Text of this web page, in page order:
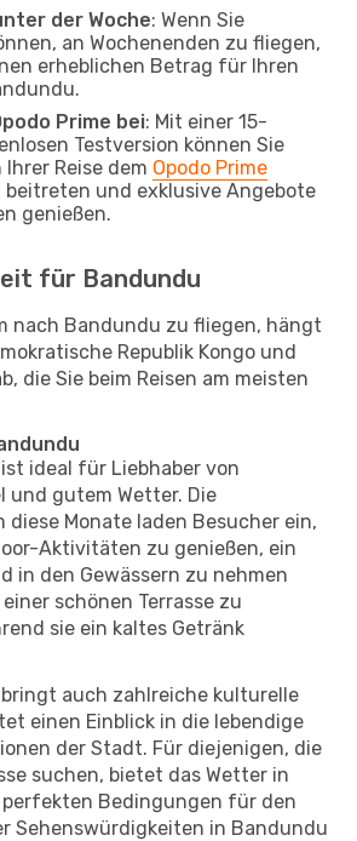
der Woche: Wenn Sie
an Wochenenden zu fliegen,
erheblichen Betrag für Ihren
Prime bei: Mit einer 15-
Testversion können Sie
Reise dem Opodo Prime
beitreten und exklusive Angebote
genießen.
für Bandundu
nach Bandundu zu fliegen, hängt
Republik Kongo und
die Sie beim Reisen am meisten
ideal für Liebhaber von
und gutem Wetter. Die
diese Monate laden Besucher ein,
Aktivitäten zu genießen, ein
in den Gewässern zu nehmen
schönen Terrasse zu
sie ein kaltes Getränk
auch zahlreiche kulturelle
einen Einblick in die lebendige
der Stadt. Für diejenigen, die
suchen, bietet das Wetter in
perfekten Bedingungen für den
Sehenswürdigkeiten in Bandundu